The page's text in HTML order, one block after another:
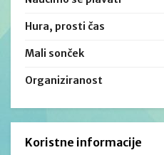
Hura, prosti čas
Mali sonček
Organiziranost
Koristne informacije